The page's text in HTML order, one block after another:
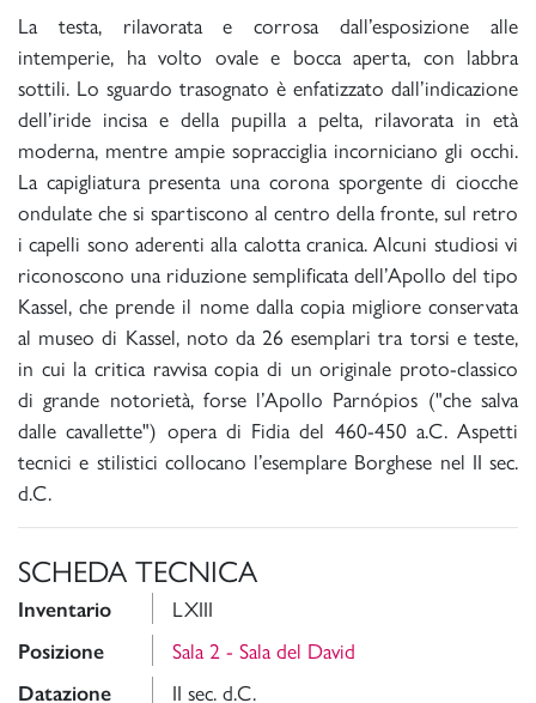
La testa, rilavorata e corrosa dall’esposizione alle
intemperie, ha volto ovale e bocca aperta, con labbra
sottili. Lo sguardo trasognato è enfatizzato dall’indicazione
dell’iride incisa e della pupilla a pelta, rilavorata in età
moderna, mentre ampie sopracciglia incorniciano gli occhi.
La capigliatura presenta una corona sporgente di ciocche
ondulate che si spartiscono al centro della fronte, sul retro
i capelli sono aderenti alla calotta cranica. Alcuni studiosi vi
riconoscono una riduzione semplificata dell’Apollo del tipo
Kassel, che prende il nome dalla copia migliore conservata
al museo di Kassel, noto da 26 esemplari tra torsi e teste,
in cui la critica ravvisa copia di un originale proto-classico
di grande notorietà, forse l’Apollo Parnópios ("che salva
dalle cavallette") opera di Fidia del 460-450 a.C. Aspetti
tecnici e stilistici collocano l’esemplare Borghese nel II sec.
d.C.
SCHEDA TECNICA
Inventario LXIII
Posizione Sala 2 - Sala del David
Datazione II sec. d.C.